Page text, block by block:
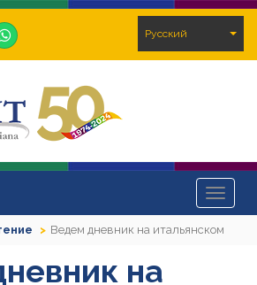
Pусский
Toggle
Ведем дневник на итальянском
на